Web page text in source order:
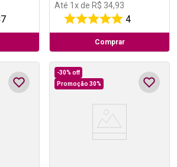
Até 1 x de R$ 34,93
4
Comprar
-30% off
Promoção 30%